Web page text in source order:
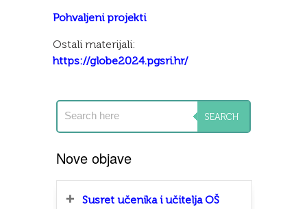
Pohvaljeni projekti
Ostali materijali:
https://globe2024.pgsri.hr/
Nove objave
Susret učenika i učitelja OŠ